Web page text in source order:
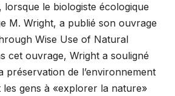
lorsque le biologiste écologique
M. Wright, a publié son ouvrage
Wise Use of Natural
cet ouvrage, Wright a souligné
préservation de l’environnement
gens à «explorer la nature»